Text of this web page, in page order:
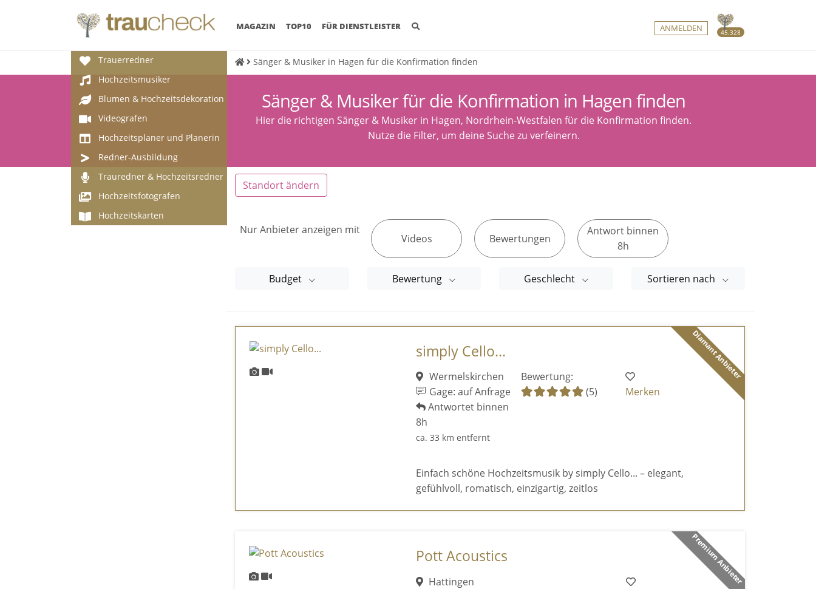
45.328
MAGAZIN (CURRENT)
TOP10 FÜR DIENSTLEISTER ANMELDEN
Trauerredner
Hochzeitsmusiker
Blumen & Hochzeitsdekoration
Videografen
Hochzeitsplaner und Planerin
Redner-Ausbildung
Trauredner & Hochzeitsredner
Hochzeitsfotografen
Hochzeitskarten
Sänger & Musiker in Hagen für die Konfirmation finden
Sänger & Musiker für die Konfirmation in Hagen finden
Hier die richtigen Sänger & Musiker in Hagen, Nordrhein-Westfalen für die Konfirmation finden.
Nutze die Filter, um deine Suche zu verfeinern.
Standort ändern
Nur Anbieter anzeigen mit
Videos Bewertungen
Antwort binnen
8h
Budget Bewertung Geschlecht Sortieren nach
Diamant Anbieter
simply Cello...
Wermelskirchen
Gage: auf Anfrage
Antwortet binnen
8h
ca. 33 km entfernt
Bewertung:
(5)
Merken
Einfach schöne Hochzeitsmusik by simply Cello... – elegant,
gefühlvoll, romatisch, einzigartig, zeitlos
Premium Anbieter
Pott Acoustics
Hattingen